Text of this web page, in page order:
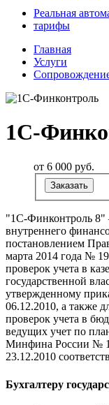
Реальная
тарифы
Главная
Услуги
1С-
от 6 000 руб.
Заказать
"1С-Финконтроль 8"
внутреннего
постановлением
марта 2014 года №
проверок учета в
государственной
утвержденному
06.12.2010, а также
проверок учета в
ведущих учет по
Минфина России №
23.12.2010
Бухгалтеру